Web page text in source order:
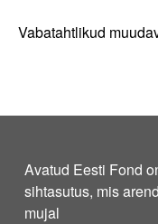
Vabatahtlikud
Avatud Eesti Fond
sihtasutus, mis
mujal